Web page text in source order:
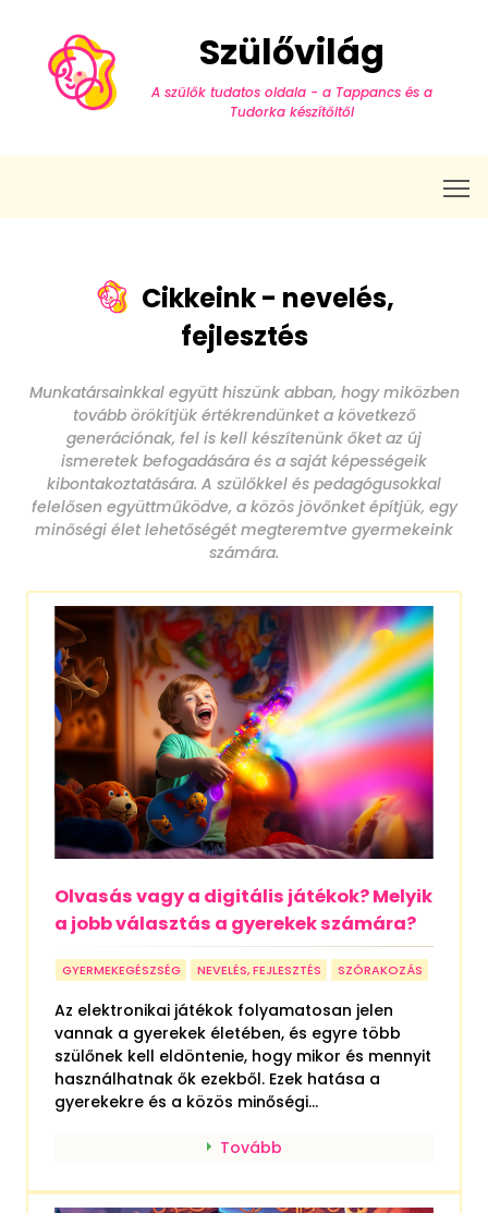
Szülővilág
A szülők tudatos oldala - a Tappancs és a
Tudorka készítőitől
Cikkeink - nevelés,
fejlesztés
Munkatársainkkal együtt hiszünk abban, hogy miközben
tovább örökítjük értékrendünket a következő
generációnak, fel is kell készítenünk őket az új
ismeretek befogadására és a saját képességeik
kibontakoztatására. A szülőkkel és pedagógusokkal
felelősen együttműködve, a közös jövőnket építjük, egy
minőségi élet lehetőségét megteremtve gyermekeink
számára.
Olvasás vagy a digitális játékok? Melyik
a jobb választás a gyerekek számára?
GYERMEKEGÉSZSÉG NEVELÉS, FEJLESZTÉS SZÓRAKOZÁS
Az elektronikai játékok folyamatosan jelen
vannak a gyerekek életében, és egyre több
szülőnek kell eldöntenie, hogy mikor és mennyit
használhatnak ők ezekből. Ezek hatása a
gyerekekre és a közös minőségi...
Tovább